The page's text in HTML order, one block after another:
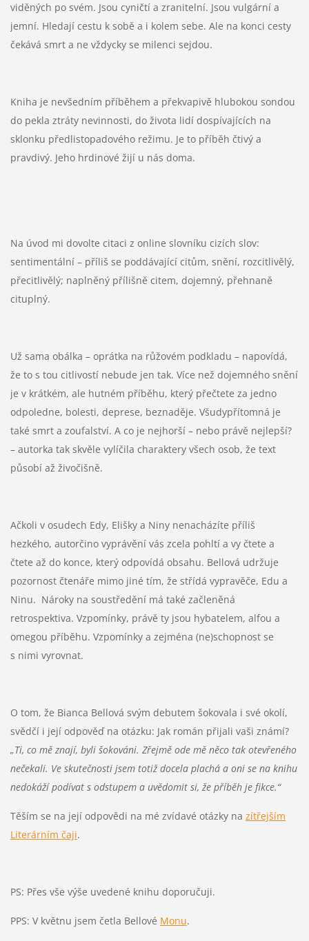
viděných po svém. Jsou cyničtí a zranitelní. Jsou vulgární a
jemní. Hledají cestu k sobě a i kolem sebe. Ale na konci cesty
čekává smrt a ne vždycky se milenci sejdou.
Kniha je nevšedním příběhem a překvapivě hlubokou sondou
do pekla ztráty nevinnosti, do života lidí dospívajících na
sklonku předlistopadového režimu. Je to příběh čtivý a
pravdivý. Jeho hrdinové žijí u nás doma.
Na úvod mi dovolte citaci z online slovníku cizích slov:
sentimentální – příliš se poddávající citům, snění, rozcitlivělý,
přecitlivělý; naplněný přílišně citem, dojemný, přehnaně
cituplný.
Už sama obálka – oprátka na růžovém podkladu – napovídá,
že to s tou citlivostí nebude jen tak. Více než dojemného snění
je v krátkém, ale hutném příběhu, který přečtete za jedno
odpoledne, bolesti, deprese, beznaděje. Všudypřítomná je
také smrt a zoufalství. A co je nejhorší – nebo právě nejlepší?
– autorka tak skvěle vylíčila charaktery všech osob, že text
působí až živočišně.
Ačkoli v osudech Edy, Elišky a Niny nenacházíte příliš
hezkého, autorčino vyprávění vás zcela pohltí a vy čtete a
čtete až do konce, který odpovídá obsahu. Bellová udržuje
pozornost čtenáře mimo jiné tím, že střídá vypravěče, Edu a
Ninu. Nároky na soustředění má také začleněná
retrospektiva. Vzpomínky, právě ty jsou hybatelem, alfou a
omegou příběhu. Vzpomínky a zejména (ne)schopnost se
s nimi vyrovnat.
O tom, že Bianca Bellová svým debutem šokovala i své okolí,
svědčí i její odpověď na otázku: Jak román přijali vaši známí?
„Ti, co mě znají, byli šokováni. Zřejmě ode mě něco tak otevřeného
nečekali. Ve skutečnosti jsem totiž docela plachá a oni se na knihu
nedokáží podívat s odstupem a uvědomit si, že příběh je fikce.“
Těším se na její odpovědi na mé zvídavé otázky na zítřejším
Literárním čaji.
PS: Přes vše výše uvedené knihu doporučuji.
PPS: V květnu jsem četla Bellové Monu.